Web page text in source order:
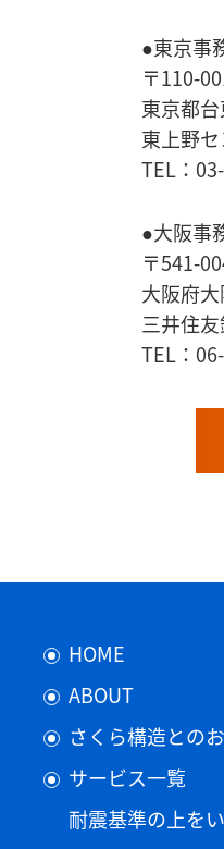
●東京事
〒110-
東京都
東上野
TEL：
●大阪事
〒541-
大阪府
三井住
TEL：
HOME
ABOUT
さくら構造との
サービス一覧
耐震基準の上を